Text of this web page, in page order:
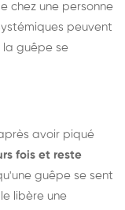
chez une personne
peuvent
guêpe se
avoir piqué
fois et reste
guêpe se sent
libère une